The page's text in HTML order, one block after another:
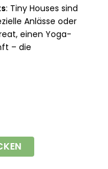
: Tiny Houses sind
Anlässe oder
einen Yoga-
– die